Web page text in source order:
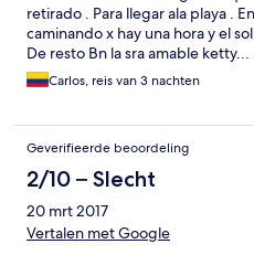
retirado . Para llegar ala playa .
caminando x hay una hora y el
De resto Bn la sra amable ketty...
Carlos, reis van 3 nachten
Geverifieerde beoordeling
2/10 – Slecht
20 mrt 2017
Vertalen met Google